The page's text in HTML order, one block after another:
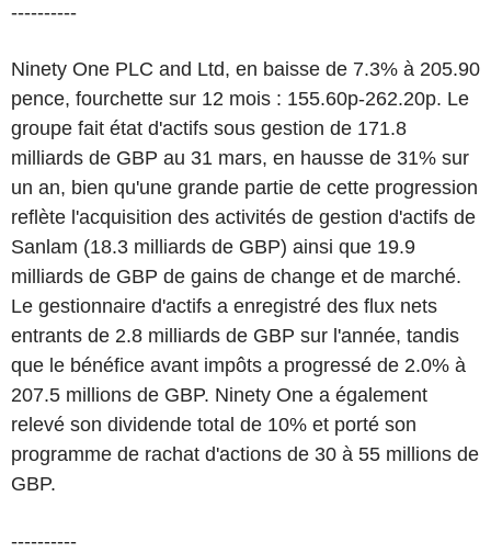
----------
Ninety One PLC and Ltd, en baisse de 7.3% à 205.90
pence, fourchette sur 12 mois : 155.60p-262.20p. Le
groupe fait état d'actifs sous gestion de 171.8
milliards de GBP au 31 mars, en hausse de 31% sur
un an, bien qu'une grande partie de cette progression
reflète l'acquisition des activités de gestion d'actifs de
Sanlam (18.3 milliards de GBP) ainsi que 19.9
milliards de GBP de gains de change et de marché.
Le gestionnaire d'actifs a enregistré des flux nets
entrants de 2.8 milliards de GBP sur l'année, tandis
que le bénéfice avant impôts a progressé de 2.0% à
207.5 millions de GBP. Ninety One a également
relevé son dividende total de 10% et porté son
programme de rachat d'actions de 30 à 55 millions de
GBP.
----------